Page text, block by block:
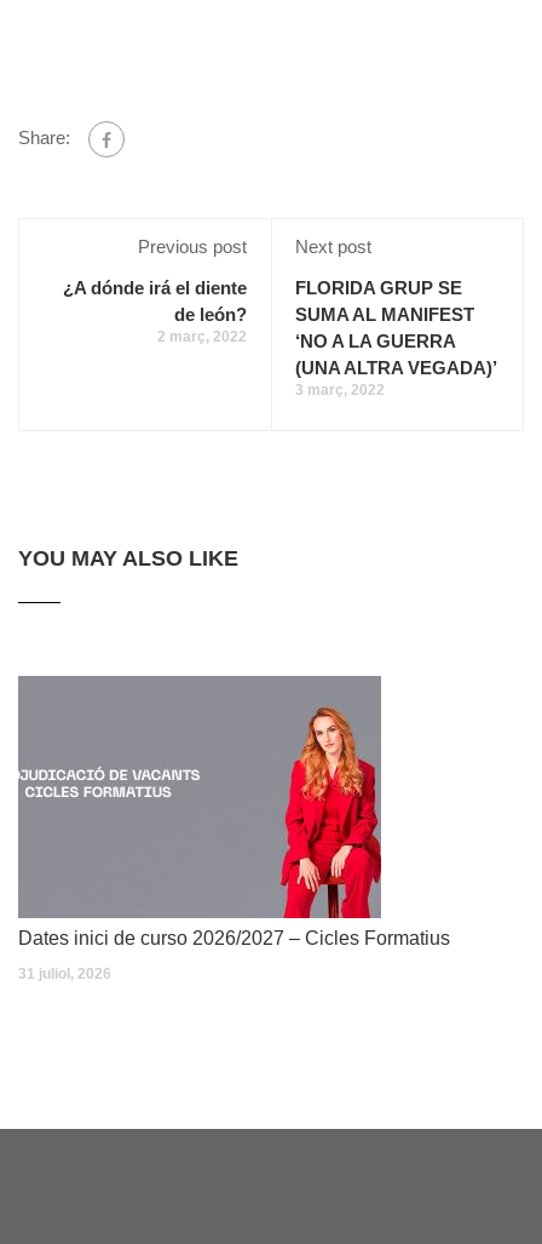
Share:
Previous post
¿A dónde irá el diente
de león?
2 març, 2022
Next post
FLORIDA GRUP SE
SUMA AL MANIFEST
‘NO A LA GUERRA
(UNA ALTRA VEGADA)’
3 març, 2022
YOU MAY ALSO LIKE
Dates inici de curso 2026/2027 – Cicles Formatius
31 juliol, 2026